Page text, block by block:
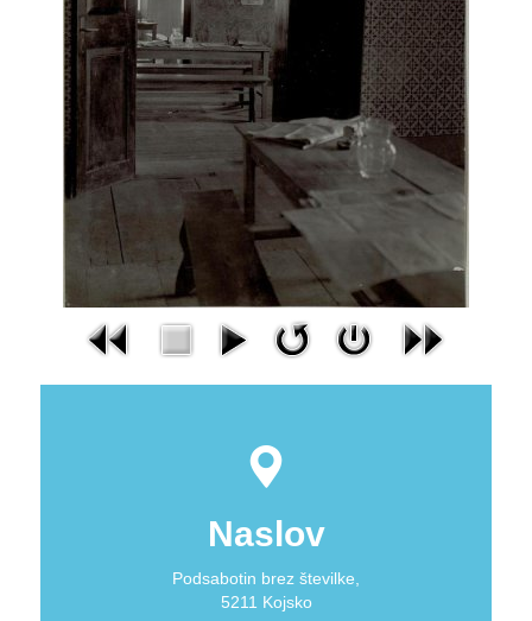
Naslov
Podsabotin brez številke,
5211 Kojsko